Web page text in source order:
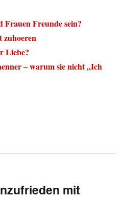
Frauen Freunde sein?
zuhoeren
Liebe?
– warum sie nicht „Ich
mit